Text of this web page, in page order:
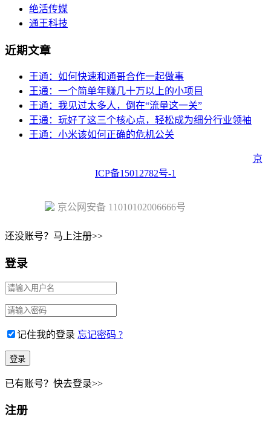
绝活传媒
通王科技
近期文章
王通：如何快速和通哥合作一起做事
王通：一个简单年赚几十万以上的小项目
王通：我见过太多人，倒在“流量这一关”
王通：玩好了这三个核心点，轻松成为细分行业领袖
王通：小米该如何正确的危机公关
京
ICP备15012782号-1
京公网安备 11010102006666号
还没账号？马上注册>>
登录
记住我的登录 忘记密码 ?
已有账号？快去登录>>
注册